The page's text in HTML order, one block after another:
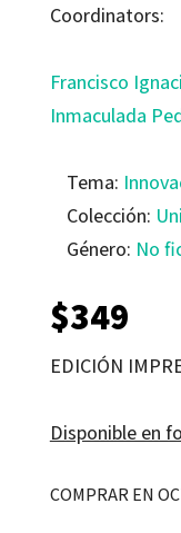
Coordinators:
Francisco
Inmaculada
Tema:
Colección:
Género: No
$349
EDICIÓN
Disponible en
COMPRAR EN